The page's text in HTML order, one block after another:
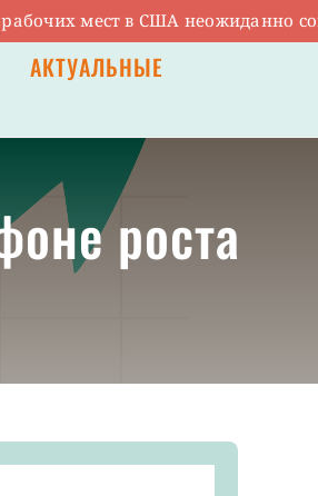
мест в США неожиданно
АКТУАЛЬНЫЕ
роста